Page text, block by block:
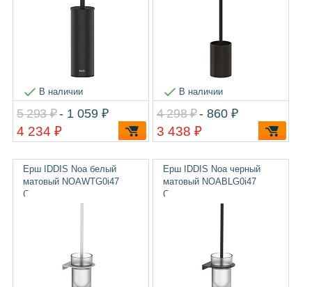
В наличии
5 293 ₽ - 1 059 ₽
4 234 ₽
В наличии
4 298 ₽ - 860 ₽
3 438 ₽
Ерш IDDIS Noa белый
матовый NOAWTG0i47
Стекло
Ерш IDDIS Noa черный
матовый NOABLG0i47
Стекло